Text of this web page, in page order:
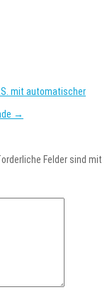
mit automatischer
→
Felder sind mit